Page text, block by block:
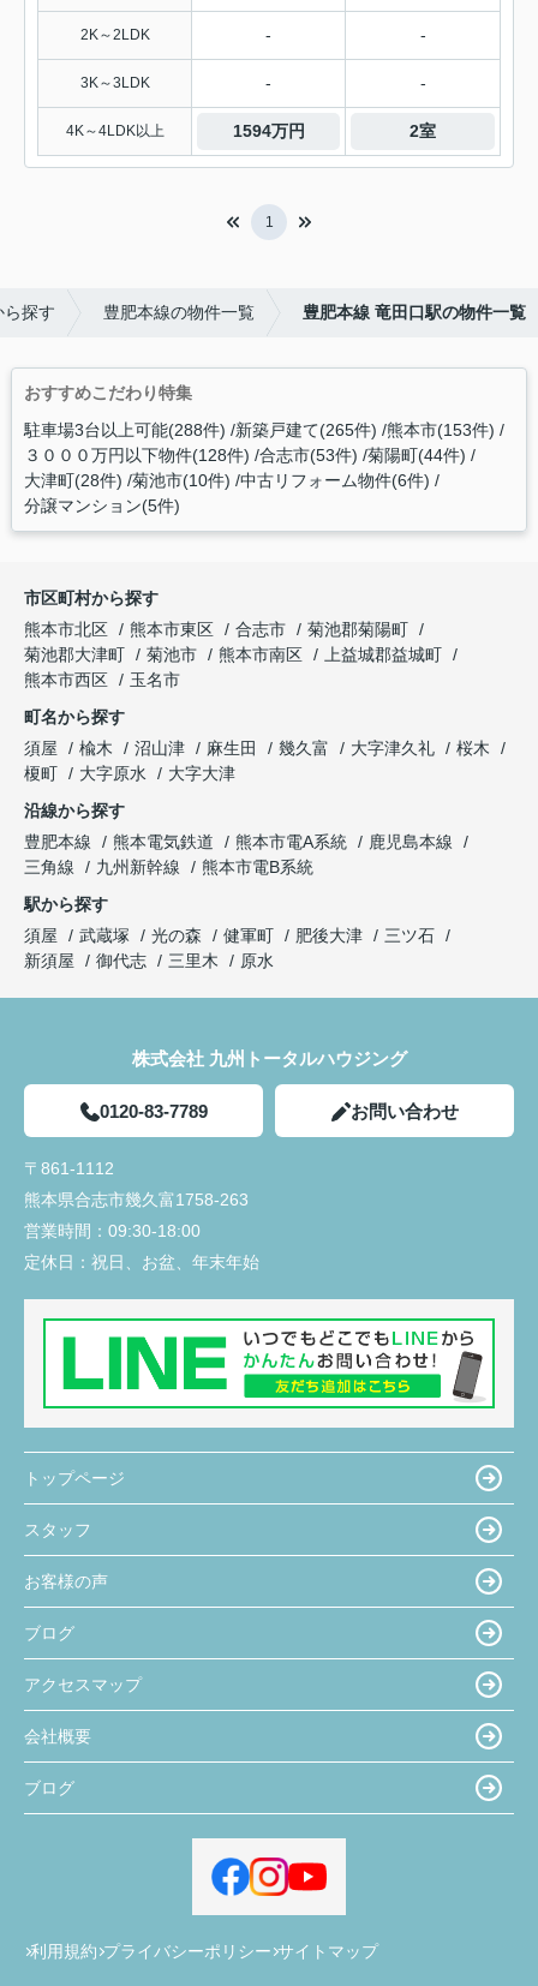
2K～2LDK - -
3K～3LDK - -
4K～4LDK以上 1594万円 2室
1
ら探す 豊肥本線の物件一覧 豊肥本線 竜田口駅の物件一覧
おすすめこだわり特集
駐車場3台以上可能(288件) 新築戸建て(265件) 熊本市(153件)
３０００万円以下物件(128件) 合志市(53件) 菊陽町(44件)
大津町(28件) 菊池市(10件) 中古リフォーム物件(6件)
分譲マンション(5件)
市区町村から探す
熊本市北区
熊本市東区 合志市
菊池郡菊陽町
菊池郡大津町
菊池市 熊本市南区
上益城郡益城町
熊本市西区
玉名市
町名から探す
須屋
楡木 沼山津 麻生田 幾久富 大字津久礼
桜木
榎町
大字原水
大字大津
沿線から探す
豊肥本線
熊本電気鉄道 熊本市電A系統
鹿児島本線
三角線
九州新幹線
熊本市電B系統
駅から探す
須屋
武蔵塚 光の森 健軍町 肥後大津
三ツ石
新須屋
御代志 三里木 原水
株式会社 九州トータルハウジング
0120-83-7789 お問い合わせ
〒861-1112
熊本県合志市幾久富1758-263
営業時間： 09:30-18:00
定休日： 祝日、お盆、年末年始
トップページ
スタッフ
お客様の声
ブログ
アクセスマップ
会社概要
ブログ
利用規約 プライバシーポリシー サイトマップ